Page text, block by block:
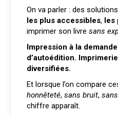
On va parler : des solutions
les plus accessibles, les
imprimer son livresans
Impression à la demande
d’autoédition.
diversifiées.
Et lorsque l’on compare
honnêteté,sans bruit,
chiffre apparaît.